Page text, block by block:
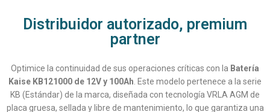
Distribuidor autorizado, premium
partner
Optimice la continuidad de sus operaciones críticas con la Batería
Kaise KB121000 de 12V y 100Ah . Este modelo pertenece a la serie
KB (Estándar) de la marca, diseñada con tecnología VRLA AGM de
placa gruesa, sellada y libre de mantenimiento, lo que garantiza una